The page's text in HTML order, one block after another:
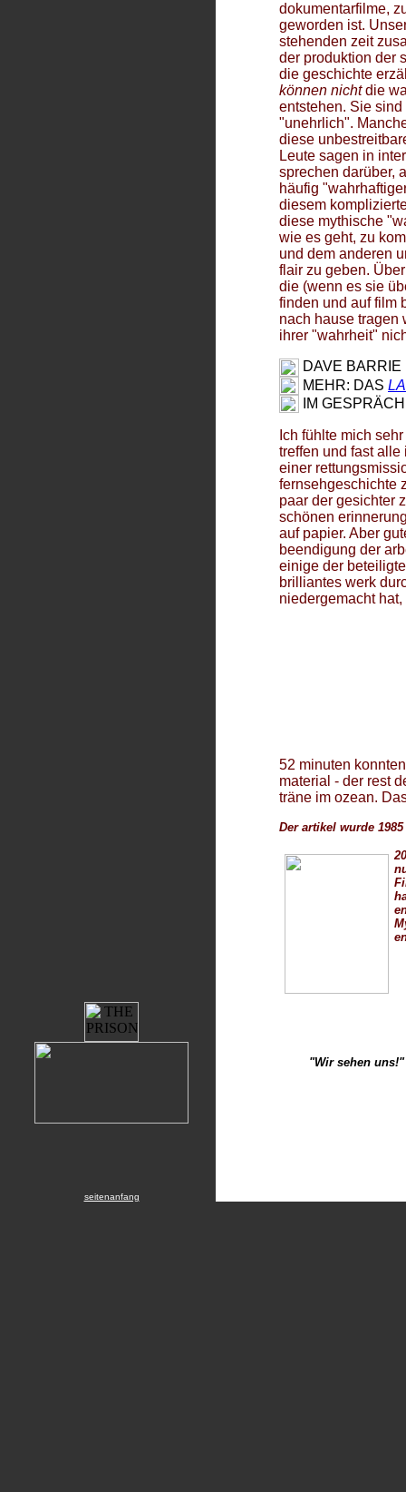
dokumentarfilme,
geworden ist.
stehenden zeit
der produktion der
die geschichte
können nichtdie
entstehen. Sie
"unehrlich".
diese
Leute sagen in
sprechen darüber,
häufig
diesem
diese mythische
wie es geht, zu
und dem anderen
flair zu geben.
die (wenn es sie
finden und auf film
nach hause tragen
ihrer "wahrheit"
DAVE
MEHR: DAS
IM
Ich fühlte mich
treffen und fast
einer
fernsehgeschichte
paar der gesichter
schönen
auf papier. Aber
beendigung der
einige der
brilliantes werk
niedergemacht
52 minuten
material - der rest
träne im ozean.
Der artikel wurde
"Wir sehen
seitenanfang